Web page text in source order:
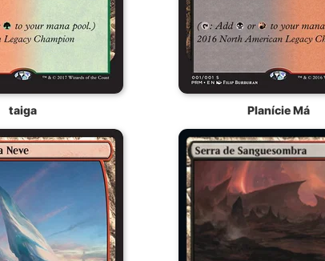
taiga Planície Má